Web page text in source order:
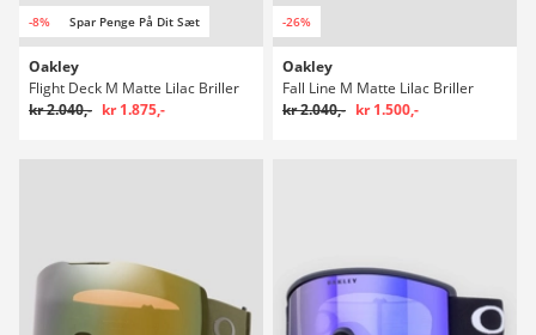
-8% Spar Penge På Dit Sæt
Oakley
Flight Deck M Matte Lilac Briller
kr 2.040,- kr 1.875,-
-26%
Oakley
Fall Line M Matte Lilac Briller
kr 2.040,- kr 1.500,-